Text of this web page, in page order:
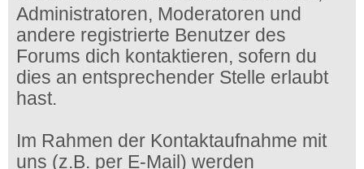
Administratoren, Moderatoren und
andere registrierte Benutzer des
Forums dich kontaktieren, sofern du
dies an entsprechender Stelle erlaubt
hast.
Im Rahmen der Kontaktaufnahme mit
uns (z.B. per E-Mail) werden